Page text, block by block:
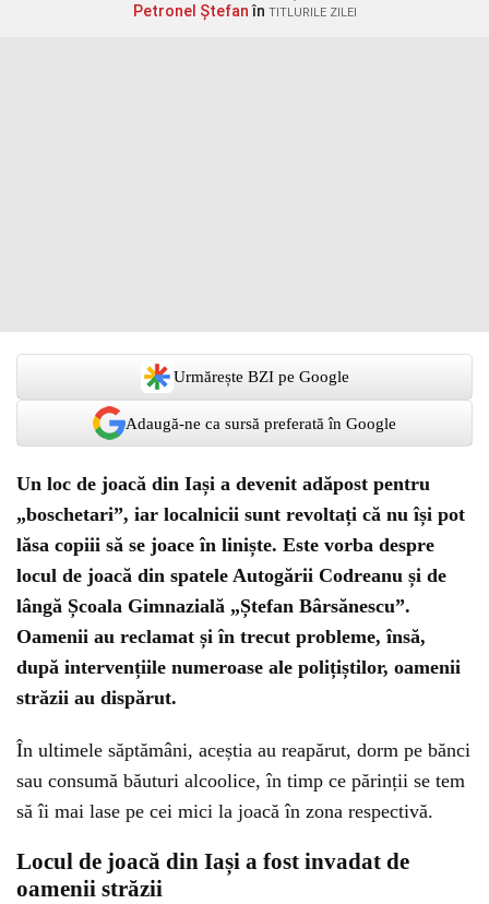
Petronel Ștefanîn TITLURILE ZILEI
Urmărește BZI pe Google
Adaugă-ne ca sursă preferată în Google
Un loc de joacă din Iași a devenit adăpost pentru
„boschetari”, iar localnicii sunt revoltați că nu își pot
lăsa copiii să se joace în liniște. Este vorba despre
locul de joacă din spatele Autogării Codreanu și de
lângă Școala Gimnazială „Ștefan Bârsănescu”.
Oamenii au reclamat și în trecut probleme, însă,
după intervențiile numeroase ale polițiștilor, oamenii
străzii au dispărut.
În ultimele săptămâni, aceștia au reapărut, dorm pe bănci
sau consumă băuturi alcoolice, în timp ce părinții se tem
să îi mai lase pe cei mici la joacă în zona respectivă.
Locul de joacă din Iași a fost invadat de
oamenii străzii